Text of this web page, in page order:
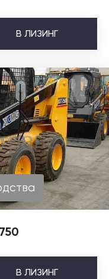
В ЛИЗИНГ
В ЛИЗИНГ